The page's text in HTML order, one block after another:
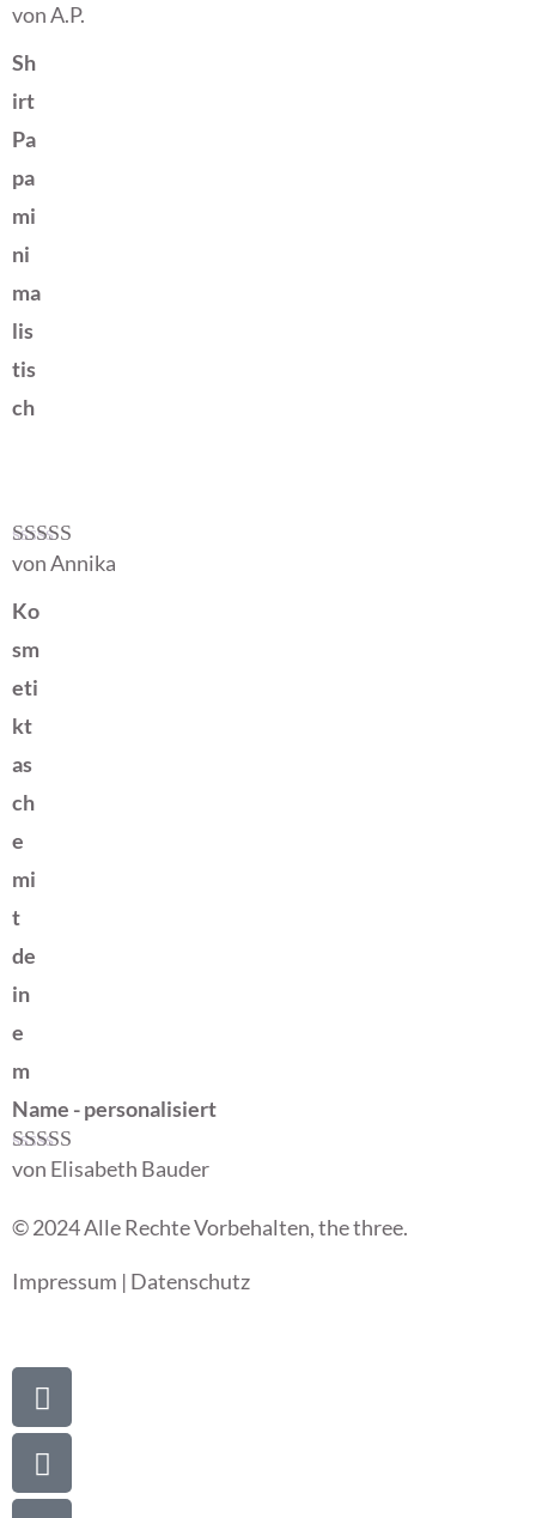
Bewertet mit
von A.P.
Sh
irt
Pa
pa
mi
ni
ma
lis
tis
ch
Bewertet mit
von Annika
Ko
sm
eti
kt
as
ch
e
mi
t
de
in
e
m
Name - personalisiert
Bewertet mit
von Elisabeth Bauder
© 2024 Alle Rechte Vorbehalten, the three.
Impressum | Datenschutz